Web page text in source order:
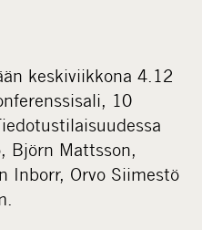
keskiviikkona 4.12
10
Björn Mattsson,
Inborr, Orvo Siimestö